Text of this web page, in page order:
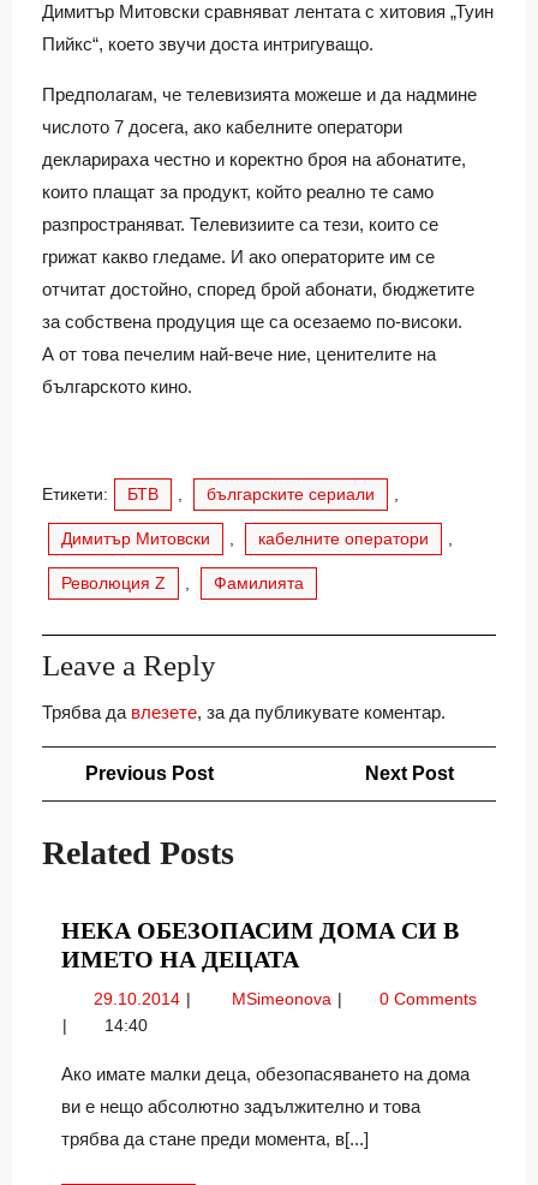
Димитър Митовски сравняват лентата с хитовия „Туин
Пийкс“, което звучи доста интригуващо.
Предполагам, че телевизията можеше и да надмине
числото 7 досега, ако кабелните оператори
декларираха честно и коректно броя на абонатите,
които плащат за продукт, който реално те само
разпространяват. Телевизиите са тези, които се
грижат какво гледаме. И ако операторите им се
отчитат достойно, според брой абонати, бюджетите
за собствена продуция ще са осезаемо по-високи.
А от това печелим най-вече ние, ценителите на
българското кино.
Етикети: БТВ българските сериали
Димитър Митовски кабелните оператори
Революция Z Фамилията
Leave a Reply
Трябва да влезете, за да публикувате коментар.
Навигация
Previous PostPrevious
Next Post
Related Posts
НЕКА ОБЕЗОПАСИМ ДОМА СИ В
ИМЕТО НА ДЕЦАТА
ОБЕЗОПАСИМ
ДОМА
В
ИМЕТО
НА
29.10.2014 29.10.2014MSimeonova Нека
си
на
0 Comments
14:40
Ако имате малки деца, обезопасяването на дома
ви е нещо абсолютно задължително и това
трябва да стане преди момента, в[...]